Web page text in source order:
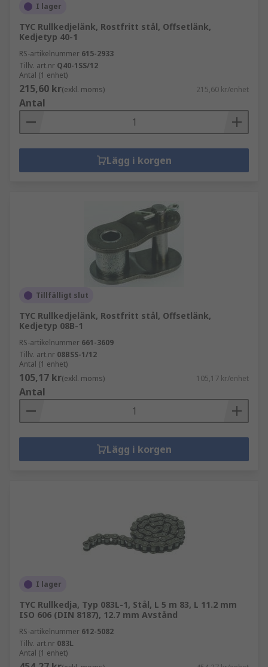
I lager
TYC Rullkedjelänk, Rostfritt stål, Offsetlänk,
Kedjetyp 40-1
RS-artikelnummer 615-2933
Tillv. art.nr Q40-1SS/12
Antal (1 enhet)
215,60 kr(exkl. moms) 215,60 kr/enhet
Antal
Lägg i korgen
Tillfälligt slut
TYC Rullkedjelänk, Rostfritt stål, Offsetlänk,
Kedjetyp 08B-1
RS-artikelnummer 661-3609
Tillv. art.nr 08BSS-1/12
Antal (1 enhet)
105,17 kr(exkl. moms) 105,17 kr/enhet
Antal
Lägg i korgen
I lager
TYC Rullkedja, Typ 083L-1, Stål, L 5 m 83, L 11.2 mm
ISO 606 (DIN 8187), 12.7 mm Avstånd
RS-artikelnummer 612-5082
Tillv. art.nr 083L
Antal (1 enhet)